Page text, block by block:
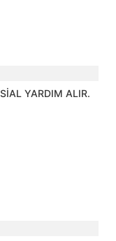
YARDIM ALIR.